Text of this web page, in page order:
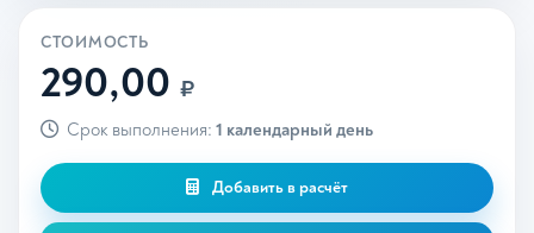
СТОИМОСТЬ
290,00 ₽
Срок выполнения: 1 календарный день
Добавить в расчёт